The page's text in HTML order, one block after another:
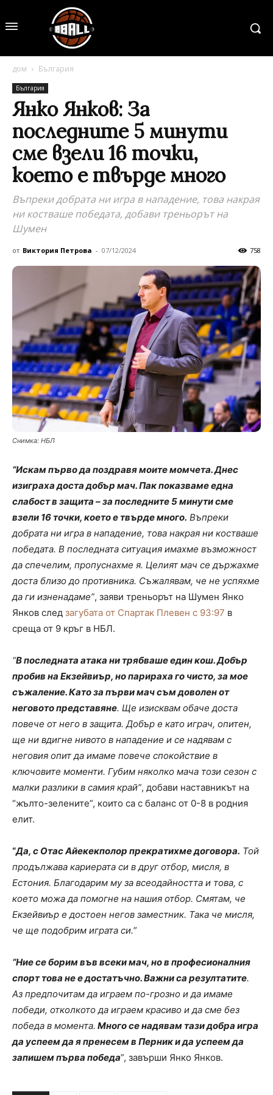
дом България
България
Янко Янков: За
последните 5 минути
сме взели 16 точки,
което е твърде много
Въпреки добрата ни игра в нападение, това накрая
ни костваше победата, добави треньорът на
Шумен
от Виктория Петрова - 07/12/2024 758
Снимка: НБЛ
“Искам първо да поздравя моите момчета. Днес
изиграха доста добър мач. Пак показваме една
слабост в защита – за последните 5 минути сме
взели 16 точки, което е твърде много. Въпреки
добрата ни игра в нападение, това накрая ни костваше
победата. В последната ситуация имахме възможност
да спечелим, пропуснахме я. Целият мач се държахме
доста близо до противника. Съжалявам, че не успяхме
да ги изненадаме”, заяви треньорът на Шумен Янко
Янков след загубата от Спартак Плевен с 93:97 в
среща от 9 кръг в НБЛ.
“В последната атака ни трябваше един кош. Добър
пробив на Екзейвиър, но парираха го чисто, за мое
съжаление. Като за първи мач съм доволен от
неговото представяне. Ще изисквам обаче доста
повече от него в защита. Добър е като играч, опитен,
ще ни вдигне нивото в нападение и се надявам с
неговия опит да имаме повече спокойствие в
ключовите моменти. Губим няколко мача този сезон с
малки разлики в самия край”, добави наставникът на
“жълто-зелените”, които са с баланс от 0-8 в родния
елит.
“Да, с Отас Айекекполор прекратихме договора. Той
продължава кариерата си в друг отбор, мисля, в
Естония. Благодарим му за всеодайността и това, с
което можа да помогне на нашия отбор. Смятам, че
Екзейвиър е достоен негов заместник. Така че мисля,
че ще подобрим играта си.”
“Ние се борим във всеки мач, но в професионалния
спорт това не е достатъчно. Важни са резултатите.
Аз предпочитам да играем по-грозно и да имаме
победи, отколкото да играем красиво и да сме без
победа в момента. Много се надявам тази добра игра
да успеем да я пренесем в Перник и да успеем да
запишем първа победа”, завърши Янко Янков.